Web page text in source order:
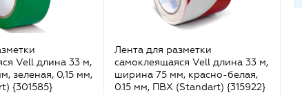
Vell длина 33 м,
зеленая, 0,15 мм,
{301585}
Лента для разметки
самоклеящаяся Vell длина 33 м,
ширина 75 мм, красно-белая,
0.15 мм, ПВХ (Standart) {315922}